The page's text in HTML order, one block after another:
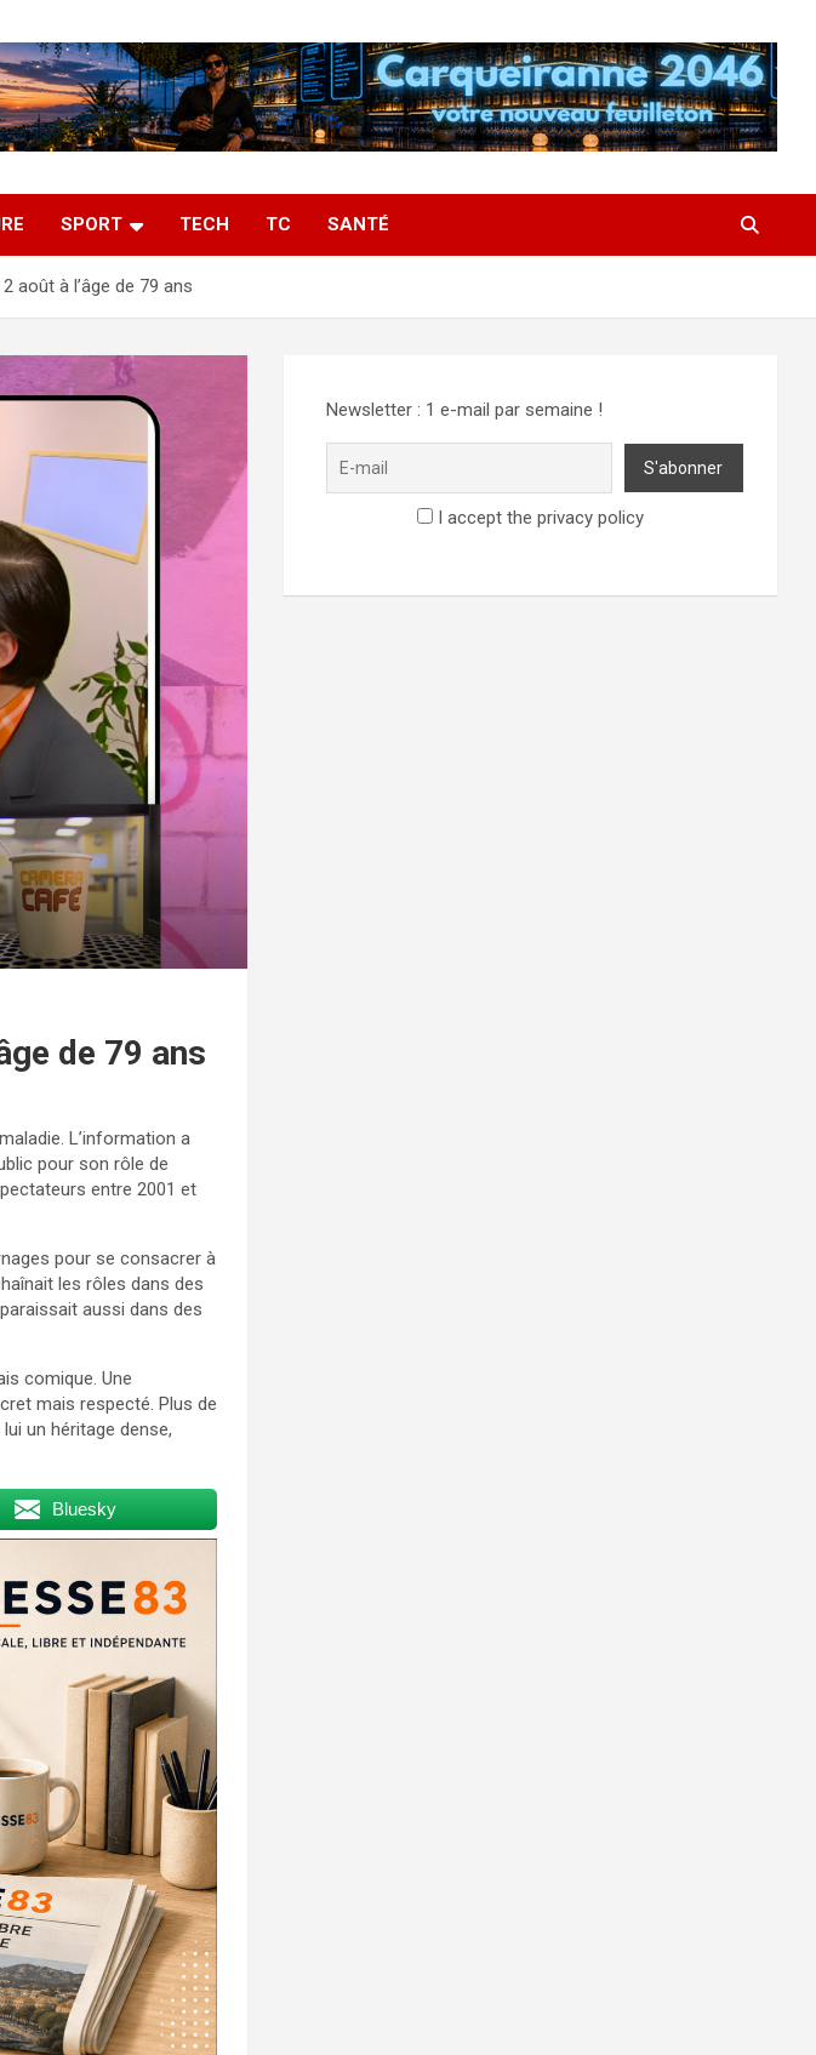
SPORT TECH TC SANTÉ
août à l’âge de 79 ans
de 79 ans
L’information a
pour son rôle de
entre 2001 et
pour se consacrer à
les rôles dans des
aussi dans des
comique. Une
mais respecté. Plus de
un héritage dense,
Bluesky
Newsletter : 1 e-mail par semaine !
I accept the privacy policy